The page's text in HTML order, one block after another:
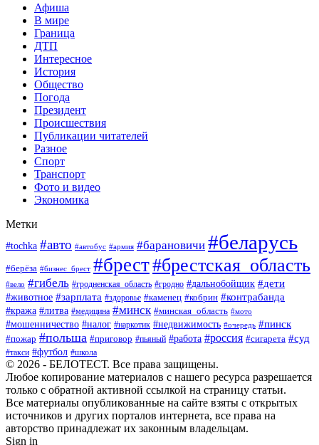
Афиша
В мире
Граница
ДТП
Интересное
История
Общество
Погода
Президент
Происшествия
Публикации читателей
Разное
Спорт
Транспорт
Фото и видео
Экономика
Метки
#tochka #авто #автобус #армия #барановичи #беларусь
#берёза #бизнес_брест #брест#брестская_область
#вело #гибель #гродненская_область #гродно #дальнобойщик #дети
#животное #зарплата #здоровье #каменец #кобрин #контрабанда
#кража #литва #медицина #минск #минская_область #мото
#мошенничество #налог #наркотик #недвижимость #очередь #пинск
#пожар #польша #приговор #пьяный #работа #россия #сигарета #суд
#такси #футбол #школа
© 2026 - БЕЛОТЕСТ. Все права защищены.
Любое копирование материалов с нашего ресурса разрешается
только с обратной активной ссылкой на страницу статьи.
Все материалы опубликованные на сайте взяты с открытых
источников и других порталов интернета, все права на
авторство принадлежат их законным владельцам.
Sign in